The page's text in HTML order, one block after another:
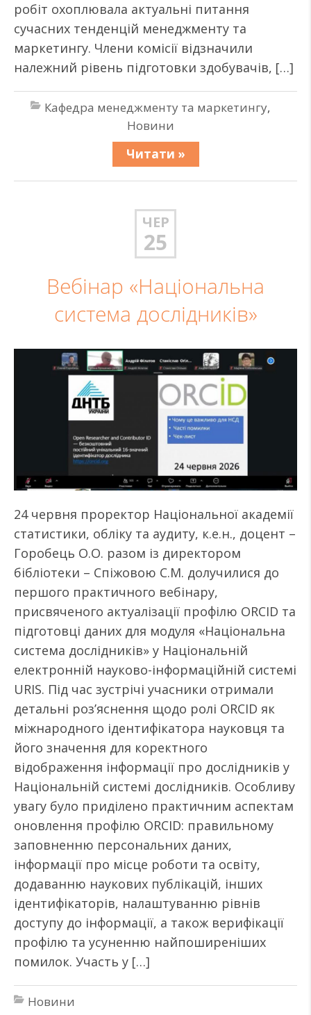
робіт охоплювала актуальні питання
сучасних тенденцій менеджменту та
маркетингу. Члени комісії відзначили
належний рівень підготовки здобувачів, […]
Кафедра менеджменту та маркетингу,
Новини
Читати »
ЧЕР
25
Вебінар «Національна
система дослідників»
24 червня проректор Національної академії
статистики, обліку та аудиту, к.е.н., доцент –
Горобець О.О. разом із директором
бібліотеки – Спіжовою С.М. долучилися до
першого практичного вебінару,
присвяченого актуалізації профілю ORCID та
підготовці даних для модуля «Національна
система дослідників» у Національній
електронній науково-інформаційній системі
URIS. Під час зустрічі учасники отримали
детальні роз’яснення щодо ролі ORCID як
міжнародного ідентифікатора науковця та
його значення для коректного
відображення інформації про дослідників у
Національній системі дослідників. Особливу
увагу було приділено практичним аспектам
оновлення профілю ORCID: правильному
заповненню персональних даних,
інформації про місце роботи та освіту,
додаванню наукових публікацій, інших
ідентифікаторів, налаштуванню рівнів
доступу до інформації, а також верифікації
профілю та усуненню найпоширеніших
помилок. Участь у […]
Новини